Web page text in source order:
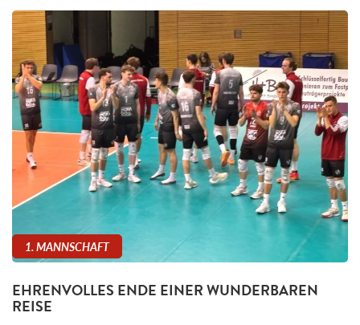
1. MANNSCHAFT
EHRENVOLLES ENDE EINER WUNDERBAREN
REISE